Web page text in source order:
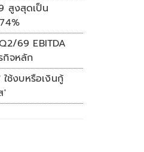
สูงสุดเป็น
69 EBITDA
กิจหลัก
ช้งบหรือเงินกู้
'